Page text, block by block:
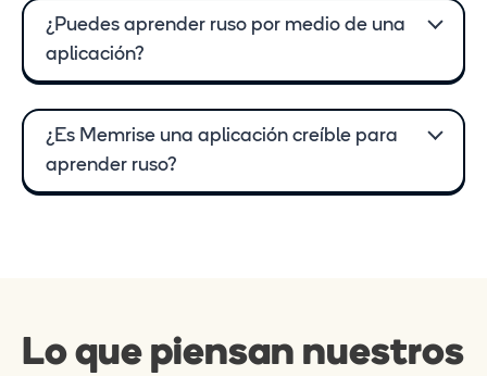
¿Es Memrise una aplicación creíble para
aprender ruso?
¿Puedes aprender ruso por medio de una
aplicación?
Lo que piensan nuestros